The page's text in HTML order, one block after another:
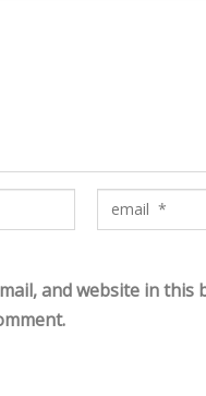
and website in